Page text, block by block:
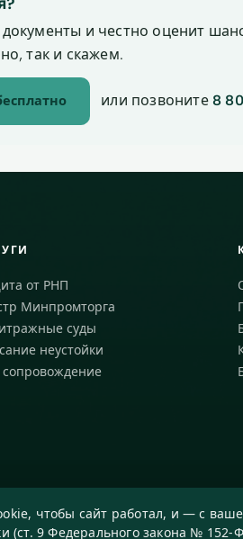
и честно оценит
так и скажем.
или позвоните8
от РНП
Минпромторга
суды
неустойки
чтобы сайт работал, и — с
(ст. 9 Федерального закона № 152-